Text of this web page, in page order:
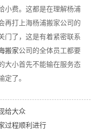
小费。这都是在理解杨浦
再打上海杨浦搬家公司的
门了，这是有着紧密联系
搬家公司的全体员工都要
大小首先不能输在服务态
定了。
给大众
过程顺利进行